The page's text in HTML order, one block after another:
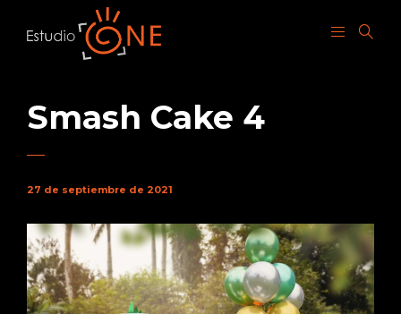
Smash Cake 4
27 de septiembre de 2021